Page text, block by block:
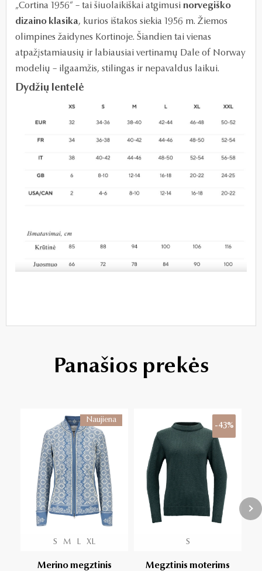
„Cortina 1956“ – tai šiuolaikiškai atgimusi norvegiško
dizaino klasika, kurios ištakos siekia 1956 m. Žiemos
olimpines žaidynes Kortinoje. Šiandien tai vienas
atpažįstamiausių ir labiausiai vertinamų Dale of Norway
modelių – ilgaamžis, stilingas ir nepavaldus laikui.
Dydžių lentelė
Panašios prekės
Naujiena
S M L XL
Merino megztinis
-43%
S
Megztinis moterims